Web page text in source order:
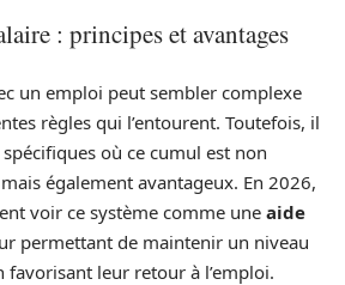
: principes et avantages
un emploi peut sembler complexe
règles qui l’entourent. Toutefois, il
où ce cumul est non
également avantageux. En 2026,
voir ce système comme une aide
permettant de maintenir un niveau
favorisant leur retour à l’emploi.